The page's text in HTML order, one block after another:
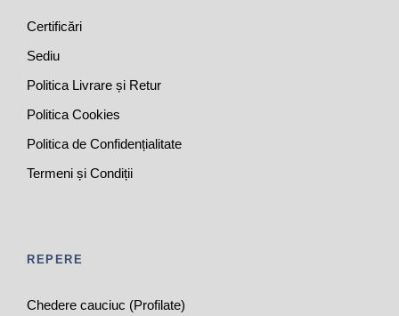
Certificări
Sediu
Politica Livrare și Retur
Politica Cookies
Politica de Confidențialitate
Termeni și Condiții
REPERE
Chedere cauciuc (Profilate)